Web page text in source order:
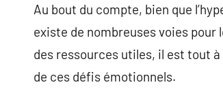
Au bout du compte, bien que
existe de nombreuses voies
des ressources utiles, il est tout
de ces défis émotionnels.